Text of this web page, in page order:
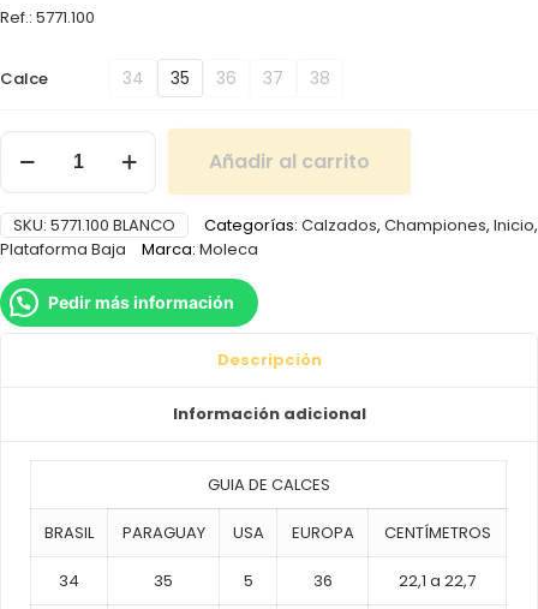
Ref.: 5771.100
Calce 34 35 36 37 38
Añadir al carrito
SKU: 5771.100 BLANCO Categorías: Calzados, Championes, Inicio,
Plataforma Baja
Marca: Moleca
Pedir más información
Descripción
Información adicional
GUIA DE CALCES
BRASIL PARAGUAY USA EUROPA CENTÍMETROS
34 35 5 36 22,1 a 22,7